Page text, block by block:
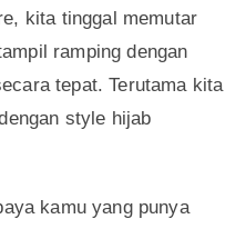
kita tinggal memutar
ramping dengan
tepat. Terutama kita
style hijab
kamu yang punya